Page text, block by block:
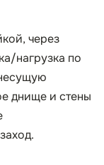
через
нагрузка по
днище и стены